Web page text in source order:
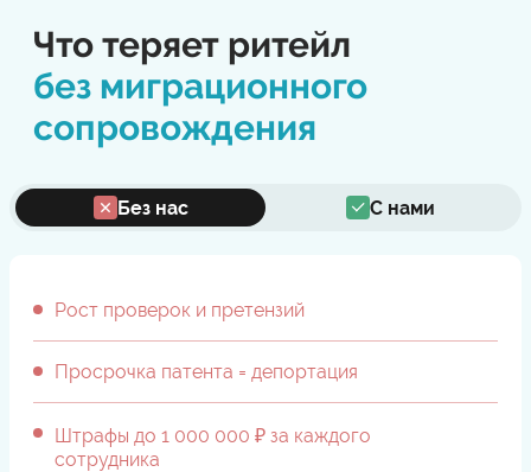
Что теряет ритейл
без миграционного
сопровождения
Без нас С нами
Рост проверок и претензий
Просрочка патента = депортация
Штрафы до 1 000 000 ₽ за каждого
сотрудника